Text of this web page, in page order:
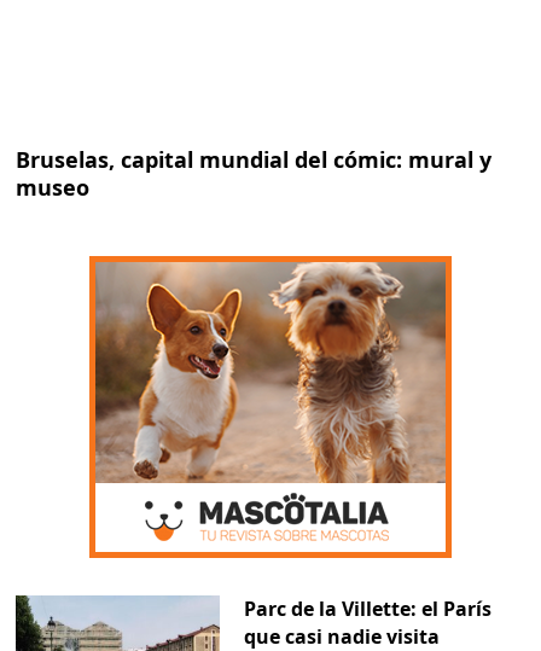
Bruselas, capital mundial del cómic: mural y
museo
Parc de la Villette: el París
que casi nadie visita